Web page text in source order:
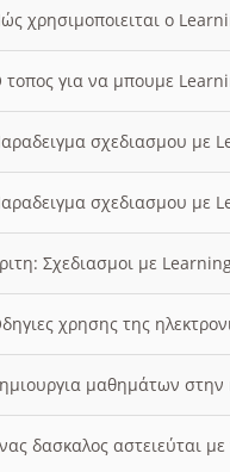
χρησιμοποιειται ο
τοπος για να μπουμε
σχεδιασμου με
σχεδιασμου με
Σχεδιασμοι με
χρησης της
μαθημάτων
δασκαλος αστειεύται